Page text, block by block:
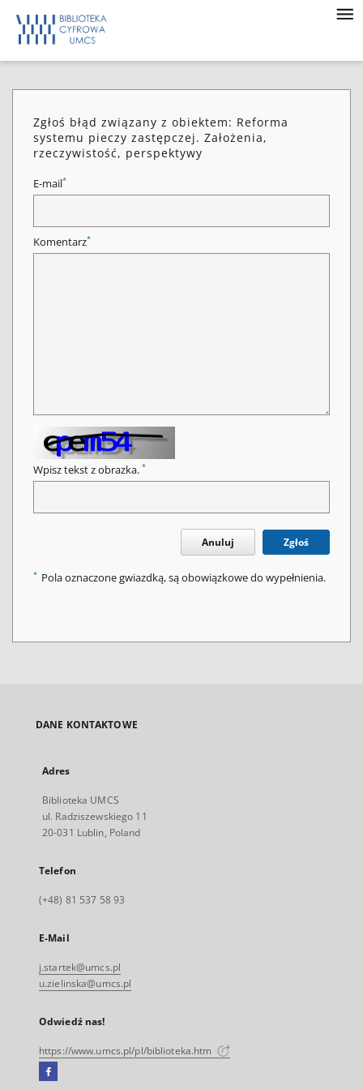
Zgłoś błąd związany z obiektem: Reforma
systemu pieczy zastępczej. Założenia,
rzeczywistość, perspektywy
E-mail*
Komentarz*
Wpisz tekst z obrazka. *
Anuluj Zgłoś
* Pola oznaczone gwiazdką, są obowiązkowe do wypełnienia.
DANE KONTAKTOWE
Adres
Biblioteka UMCS
ul. Radziszewskiego 11
20-031 Lublin, Poland
Telefon
(+48) 81 537 58 93
E-Mail
j.startek@umcs.pl
u.zielinska@umcs.pl
Odwiedź nas!
https://www.umcs.pl/pl/biblioteka.htm
Facebook